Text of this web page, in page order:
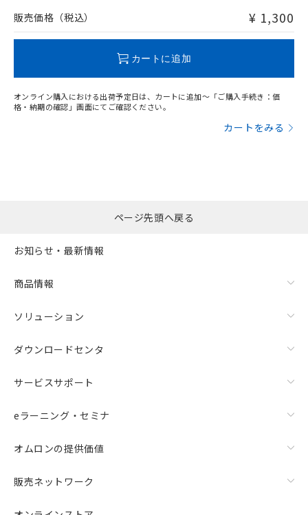
問い合わせください。
販売価格（税込） ¥ 1,300
カートに追加
オンライン購入における出荷予定日は、カートに追加～「ご購入手続き：価
格・納期の確認」画面にてご確認ください。
カートをみる
ページ先頭へ戻る
お知らせ・最新情報
商品情報
ソリューション
ダウンロードセンタ
サービスサポート
eラーニング・セミナ
オムロンの提供価値
販売ネットワーク